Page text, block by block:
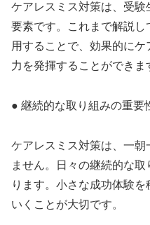
ケアレスミス対策は、受
要素です。これまで解説
用することで、効果的に
力を発揮することができま
● 継続的な取り組みの重要
ケアレスミス対策は、一朝
ません。日々の継続的な
ります。小さな成功体験
いくことが大切です。